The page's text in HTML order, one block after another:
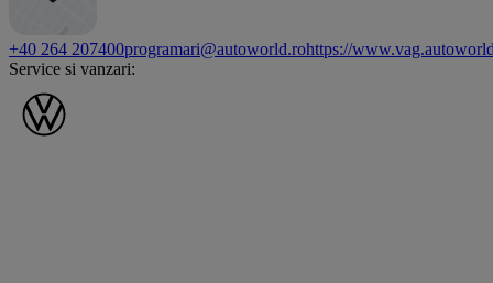
+40 264 207400programari@autoworld.rohttps://
Service si vanzari: